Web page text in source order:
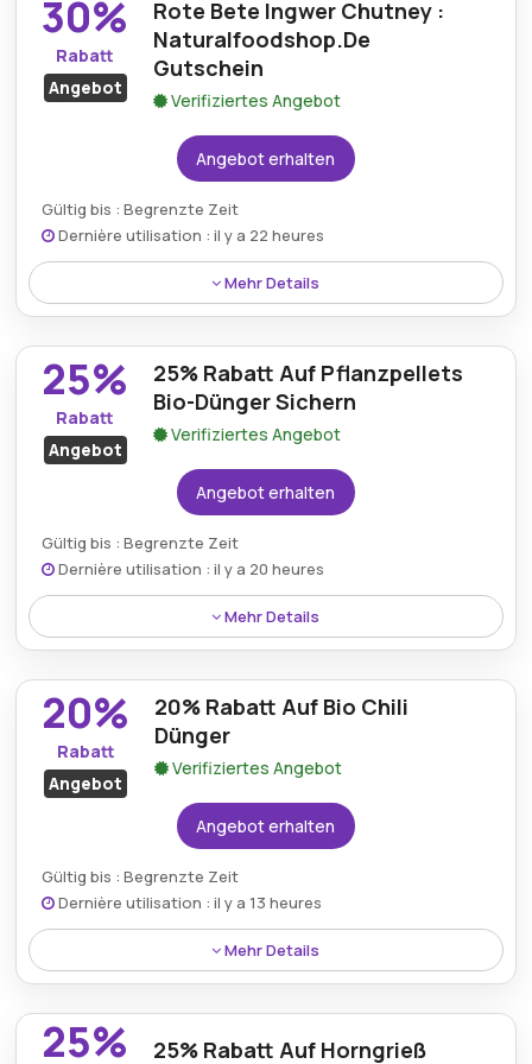
30%
Rabatt
Angebot
Rote Bete Ingwer Chutney :
Naturalfoodshop.De
Gutschein
Verifiziertes Angebot
Angebot erhalten
Gültig bis : Begrenzte Zeit
Dernière utilisation : il y a 22 heures
Mehr Details
Kunden erhalten 30% Rabatt auf das Black Mamba
Beetroot Ginger Chutney bei Verwendung eines
Naturalfoodshop.de-Gutscheincodes.
25%
Rabatt
Angebot
25% Rabatt Auf Pflanzpellets
Bio-Dünger Sichern
Verifiziertes Angebot
Angebot erhalten
Gültig bis : Begrenzte Zeit
Dernière utilisation : il y a 20 heures
Mehr Details
Das organische Düngemittel Plant Pellets wird jetzt
mit einem 25% Rabatt angeboten und macht
natürliches Gärtnern in dieser Saison günstiger.
20%
Rabatt
Angebot
20% Rabatt Auf Bio Chili
Dünger
Verifiziertes Angebot
Angebot erhalten
Gültig bis : Begrenzte Zeit
Dernière utilisation : il y a 13 heures
Mehr Details
Ein 20% Rabatt gilt auf den Bio-Chili-Dünger, wenn
diese umweltfreundliche Option für Haus oder
Garten ausgewählt wird.
25% 25% Rabatt Auf Horngrieß